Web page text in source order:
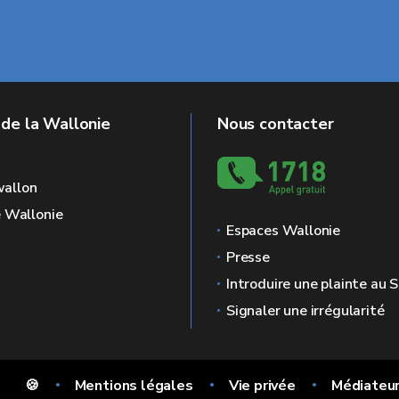
la Wallonie
Wallonie
Nous contacter
Espaces Wallonie
Presse
Introduire une plainte au
Signaler une irrégularité
🍪 Mentions légales Vie privée